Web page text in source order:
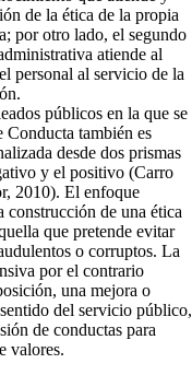
de la ética de la propia
por otro lado, el segundo
atiende al
personal al servicio de la
públicos en la que se
también es
desde dos prismas
y el positivo (Carro
2010). El enfoque
construcción de una ética
que pretende evitar
o corruptos. La
por el contrario
una mejora o
del servicio público,
de conductas para
valores.